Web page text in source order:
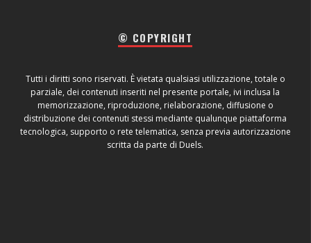
© COPYRIGHT
Tutti i diritti sono riservati. È vietata qualsiasi utilizzazione, totale o
parziale, dei contenuti inseriti nel presente portale, ivi inclusa la
memorizzazione, riproduzione, rielaborazione, diffusione o
distribuzione dei contenuti stessi mediante qualunque piattaforma
tecnologica, supporto o rete telematica, senza previa autorizzazione
scritta da parte di Duels.